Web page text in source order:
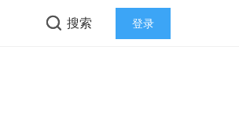
搜索 登录